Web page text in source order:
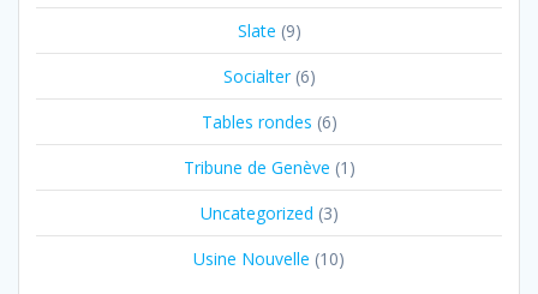
Slate (9)
Socialter(6)
Tables rondes (6)
Tribune de Genève (1)
Uncategorized (3)
Usine Nouvelle (10)